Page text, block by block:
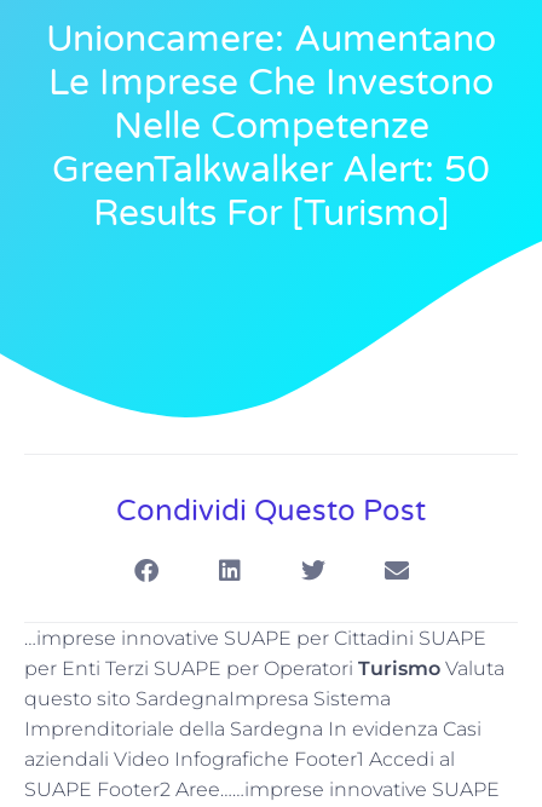
Unioncamere: Aumentano
Le Imprese Che Investono
Nelle Competenze
GreenTalkwalker Alert: 50
Results For [turismo]
Condividi Questo Post
…imprese innovative SUAPE per Cittadini SUAPE
per Enti Terzi SUAPE per Operatori Turismo Valuta
questo sito SardegnaImpresa Sistema
Imprenditoriale della Sardegna In evidenza Casi
aziendali Video Infografiche Footer1 Accedi al
SUAPE Footer2 Aree……imprese innovative SUAPE